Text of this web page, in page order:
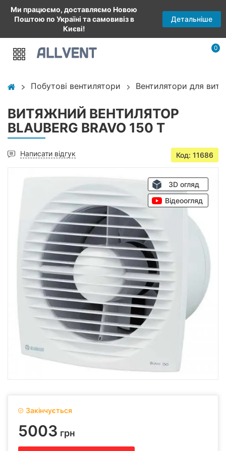
Ми працюємо, доставляємо Новою
Поштою по Україні та самовивіз в
Києві!
Детальніше
0
Побутові вентилятори Вентилятори для
ВИТЯЖНИЙ ВЕНТИЛЯТОР
BLAUBERG BRAVO 150 T
Написати відгук Код: 11686
3D огляд
Відеоогляд
Закінчується
5003 грн